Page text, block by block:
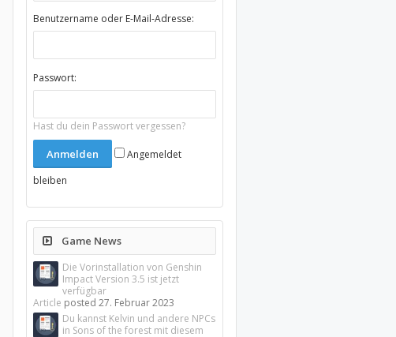
Benutzername oder E-Mail-Adresse:
Passwort:
Hast du dein Passwort vergessen?
Angemeldet
bleiben
Game News
Die Vorinstallation von Genshin
Impact Version 3.5 ist jetzt
verfügbar
Article posted27. Februar 2023
Du kannst Kelvin und andere NPCs
in Sons of the forest mit diesem